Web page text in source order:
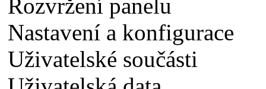
Rozvržení panelu
Nastavení a konfigurace
Uživatelské součásti